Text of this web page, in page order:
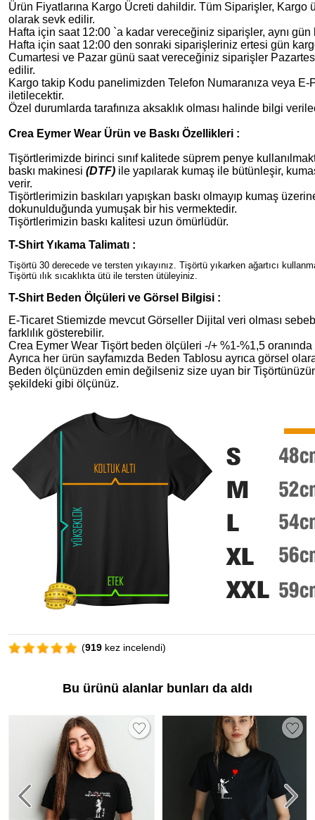
Ürün Fiyatlarına Kargo Ücreti dahildir. Tüm Siparişler, Kargo
olarak sevk edilir.
Hafta için saat 12:00 `a kadar vereceğiniz siparişler, aynı
Hafta için saat 12:00 den sonraki siparişleriniz ertesi gün
Cumartesi ve Pazar günü saat vereceğiniz siparişler
edilir.
Kargo takip Kodu panelimizden Telefon Numaranıza veya E-
iletilecektir.
Özel durumlarda tarafınıza aksaklık olması halinde bilgi
Crea Eymer Wear Ürün ve Baskı Özellikleri :
Tişörtlerimizde birinci sınıf kalitede süprem penye
baskı makinesi (DTF) ile yapılarak kumaş ile bütünleşir,
verir.
Tişörtlerimizin baskıları yapışkan baskı olmayıp kumaş
dokunulduğunda yumuşak bir his vermektedir.
Tişörtlerimizin baskı kalitesi uzun ömürlüdür.
T-Shirt Yıkama Talimatı :
Tişörtü 30 derecede ve tersten yıkayınız. Tişörtü yıkarken ağartıcı
Tişörtü ılık sıcaklıkta ütü ile tersten ütüleyiniz.
T-Shirt Beden Ölçüleri ve Görsel Bilgisi :
E-Ticaret Stiemizde mevcut Görseller Dijital veri olması
farklılık gösterebilir.
Crea Eymer Wear Tişört beden ölçüleri -/+ %1-%1,5
Ayrıca her ürün sayfamızda Beden Tablosu ayrıca görsel
Beden ölçünüzden emin değilseniz size uyan bir
şekildeki gibi ölçünüz.
(919 kez incelendi)
Bu ürünü alanlar bunları da aldı